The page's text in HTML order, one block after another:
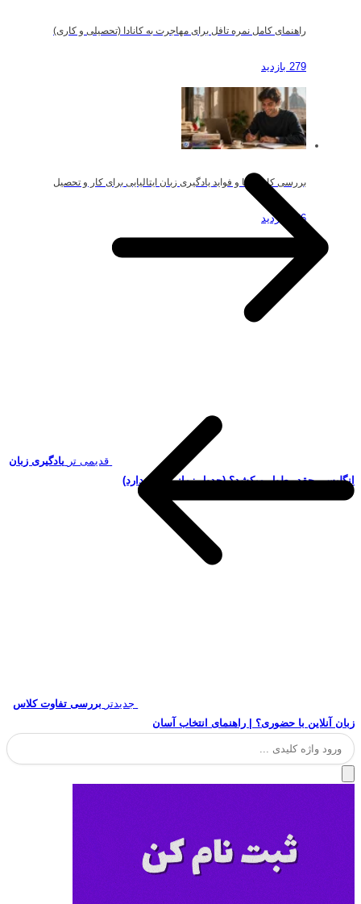
راهنمای کامل نمره تافل برای مهاجرت به کانادا (تحصیلی و کاری)
279 بازدید
بررسی کاربردها و فواید یادگیری زبان ایتالیایی برای کار و تحصیل
186 بازدید
قدیمی تر یادگیری زبان
انگلیسی چقدر طول میکشد؟ (جدول زمانی استاندارد)
جدیدتر بررسی تفاوت کلاس
زبان آنلاین با حضوری؟ | راهنمای انتخاب آسان
جستجو
برای: